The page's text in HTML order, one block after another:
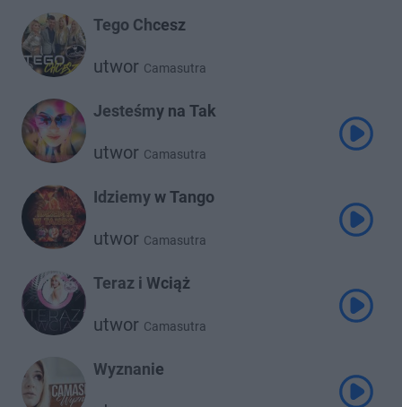
Tego Chcesz
utwor Camasutra
Jesteśmy na Tak
utwor Camasutra
Idziemy w Tango
utwor Camasutra
Teraz i Wciąż
utwor Camasutra
Wyznanie